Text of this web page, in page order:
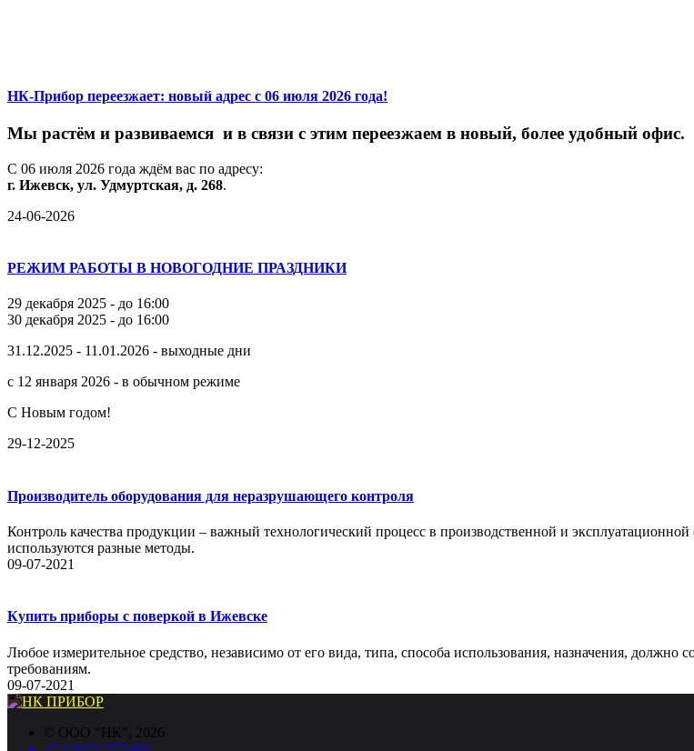
НК-Прибор переезжает: новый адрес с 06 июля 2026 года!
Мы растём и развиваемся и в связи с этим переезжаем в новый, более удобный офис.
С 06 июля 2026 года ждём вас по адресу:
г. Ижевск, ул. Удмуртская, д. 268.
24-06-2026
РЕЖИМ РАБОТЫ В НОВОГОДНИЕ ПРАЗДНИКИ
29 декабря 2025 - до 16:00
30 декабря 2025 - до 16:00
31.12.2025 - 11.01.2026 - выходные дни
с 12 января 2026 - в обычном режиме
С Новым годом!
29-12-2025
Производитель оборудования для неразрушающего контроля
Контроль качества продукции – важный технологический процесс в производственной и
используются разные методы.
09-07-2021
Купить приборы с поверкой в Ижевске
Любое измерительное средство, независимо от его вида, типа, способа использования, назначения, должно
требованиям.
09-07-2021
© ООО "НК", 2026